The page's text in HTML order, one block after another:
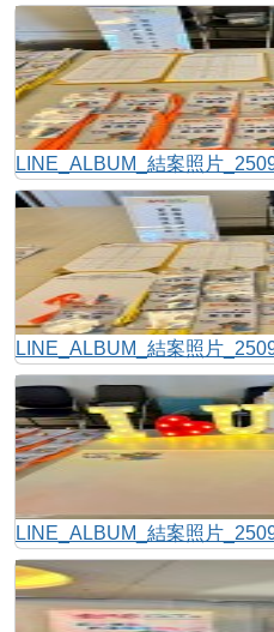
LINE_ALBUM_結案照片
LINE_ALBUM_結案照片
LINE_ALBUM_結案照片